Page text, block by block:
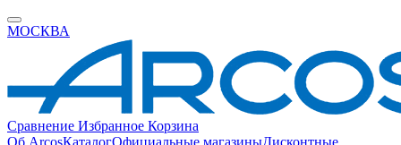
МОСКВА
Сравнение Избранное Корзина
Об ArcosКаталогОфициальные магазиныДисконтные